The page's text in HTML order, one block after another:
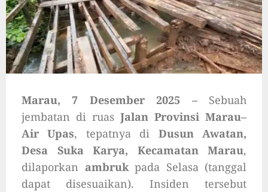
Marau, 7 Desember 2025 –Sebuah
jembatan di ruas Jalan Provinsi Marau–
Air Upas, tepatnya di Dusun Awatan,
Desa Suka Karya, Kecamatan Marau,
dilaporkan ambrukpada Selasa (tanggal
dapat disesuaikan). Insiden tersebut